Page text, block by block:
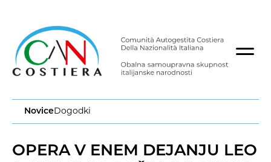
NoviceDogodki
OPERA V ENEM DEJANJU LEO